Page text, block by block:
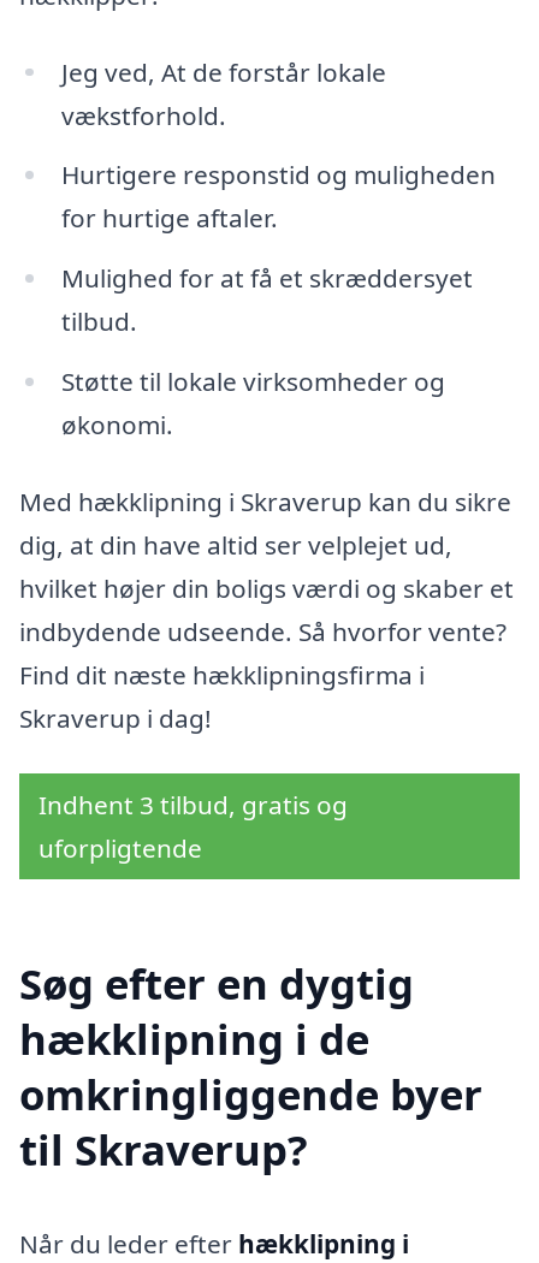
Jeg ved, At de forstår lokale
vækstforhold.
Hurtigere responstid og muligheden
for hurtige aftaler.
Mulighed for at få et skræddersyet
tilbud.
Støtte til lokale virksomheder og
økonomi.
Med hækklipning i Skraverup kan du sikre
dig, at din have altid ser velplejet ud,
hvilket højer din boligs værdi og skaber et
indbydende udseende. Så hvorfor vente?
Find dit næste hækklipningsfirma i
Skraverup i dag!
Indhent 3 tilbud, gratis og
uforpligtende
Søg efter en dygtig
hækklipning i de
omkringliggende byer
til Skraverup?
Når du leder efter hækklipning i